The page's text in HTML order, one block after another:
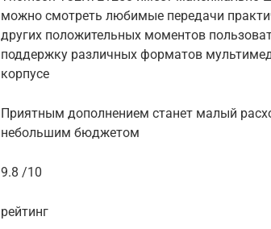
можно смотреть любимые передачи
других положительных моментов
поддержку различных форматов
корпусе
Приятным дополнением станет малый
небольшим бюджетом
9.8 /10
рейтинг